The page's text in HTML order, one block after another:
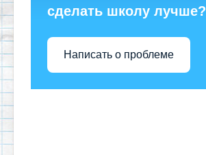
сделать школу лучше?
Написать о проблеме